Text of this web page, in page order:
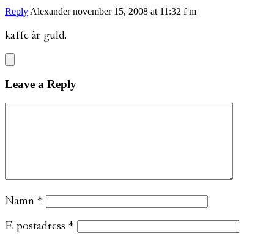
Reply Alexander november 15, 2008 at 11:32 f m
kaffe är guld.
Leave a Reply
Namn *
E-postadress *